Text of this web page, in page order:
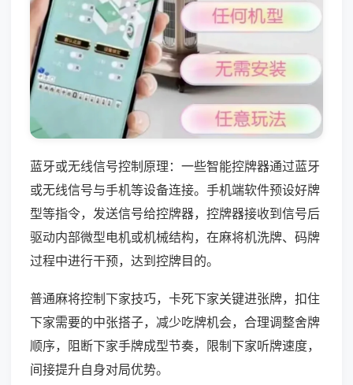
蓝牙或无线信号控制原理：一些智能控牌器通过蓝牙
或无线信号与手机等设备连接。手机端软件预设好牌
型等指令，发送信号给控牌器，控牌器接收到信号后
驱动内部微型电机或机械结构，在麻将机洗牌、码牌
过程中进行干预，达到控牌目的。
普通麻将控制下家技巧，卡死下家关键进张牌，扣住
下家需要的中张搭子，减少吃牌机会，合理调整舍牌
顺序，阻断下家手牌成型节奏，限制下家听牌速度，
间接提升自身对局优势。